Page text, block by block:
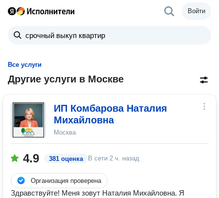
Войти
Все услуги
Другие услуги в Москве
ИП Комбарова Наталия
Михайловна
Москва
4.9 381 оценка В сети 2 ч. назад
Организация проверена
Здравствуйте! Меня зовут Наталия Михайловна. Я